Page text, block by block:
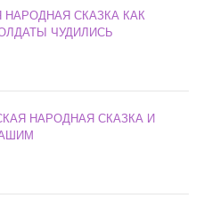
НАРОДНАЯ СКАЗКА КАК
ЧУДИЛИСЬ
НАРОДНАЯ СКАЗКА И